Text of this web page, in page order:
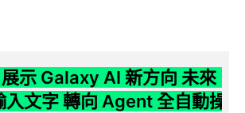
示 Galaxy AI 新方向 未來
入文字 轉向 Agent 全自動操